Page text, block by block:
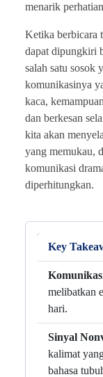
menarik
Ketika berbicara
dapat dipungkiri
salah satu sosok
komunikasinya
kaca,
dan berkesan
kita akan
yang memukau,
komunikasi
diperhitungkan.
Key
melibatkan
hari.
Sinyal
kalimat
bahasa